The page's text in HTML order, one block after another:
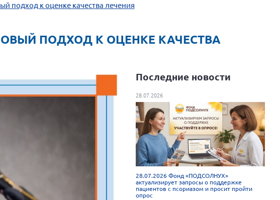
подход к оценке качества лечения
ПОДХОД К ОЦЕНКЕ КАЧЕСТВА
Последние новости
28.07.2026
28.07.2026 Фонд «ПОДСОЛНУХ»
актуализирует запросы о поддержке
пациентов с псориазом и просит пройти
опрос